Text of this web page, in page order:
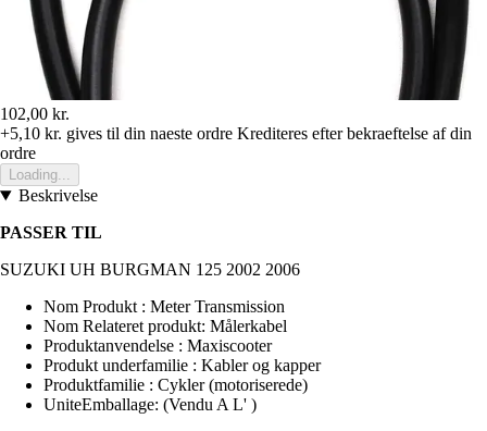
102,00 kr.
+5,10 kr. gives til din naeste ordre Krediteres efter bekraeftelse af din
ordre
Loading...
Beskrivelse
PASSER TIL
SUZUKI UH BURGMAN 125 2002 2006
Nom Produkt : Meter Transmission
Nom Relateret produkt: Målerkabel
Produktanvendelse : Maxiscooter
Produkt underfamilie : Kabler og kapper
Produktfamilie : Cykler (motoriserede)
UniteEmballage: (Vendu A L' )